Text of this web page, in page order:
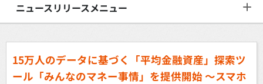
ニュースリリースメニュー
15万人のデータに基づく「平均金融資産」探索ツ
ール「みんなのマネー事情」を提供開始～スマホ